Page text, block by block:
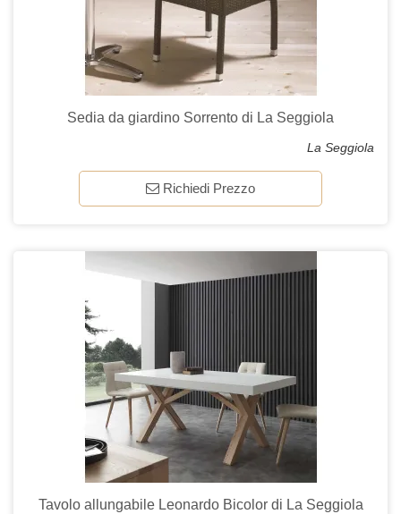
Sedia da giardino Sorrento di La Seggiola
La Seggiola
Richiedi Prezzo
Tavolo allungabile Leonardo Bicolor di La Seggiola